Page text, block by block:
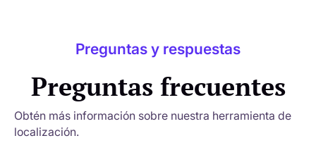
Preguntas y respuestas
Preguntas frecuentes
Obtén más información sobre nuestra herramienta de
localización.